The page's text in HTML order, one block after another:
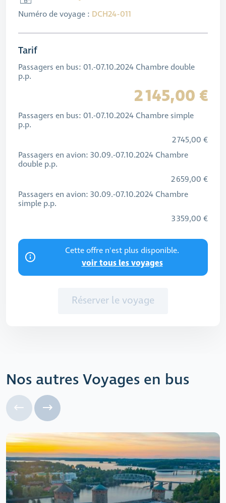
Numéro de voyage : DCH24-011
Tarif
Passagers en bus: 01.-07.10.2024 Chambre double
p.p.
2 145,00 €
Passagers en bus: 01.-07.10.2024 Chambre simple
p.p.
2 745,00 €
Passagers en avion: 30.09.-07.10.2024 Chambre
double p.p.
2 659,00 €
Passagers en avion: 30.09.-07.10.2024 Chambre
simple p.p.
3 359,00 €
Cette offre n'est plus disponible.
voir tous les voyages
Réserver le voyage
Nos autres Voyages en bus